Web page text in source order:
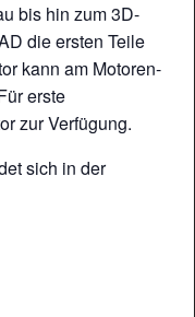
bis hin zum 3D-
die ersten Teile
kann am Motoren-
erste
zur Verfügung.
sich in der